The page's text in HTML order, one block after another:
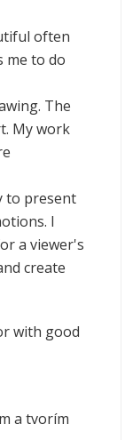
often
me to do
The
My work
to present
I
a viewer's
create
with good
a tvorím